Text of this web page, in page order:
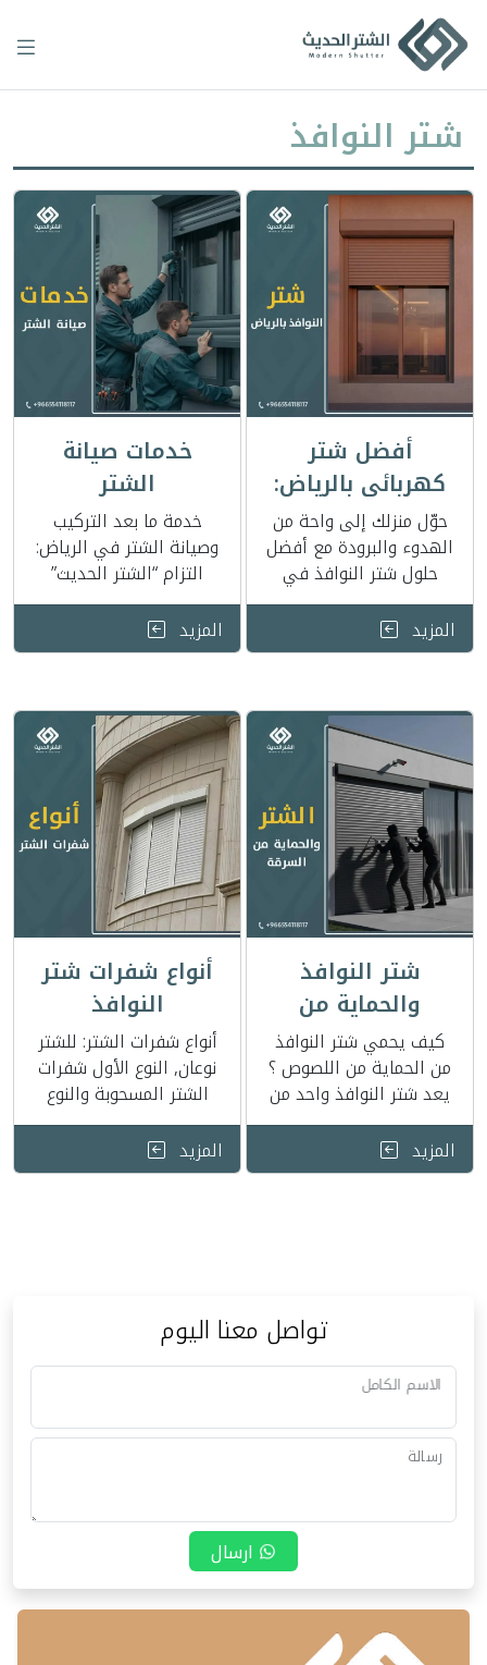
content
شتر النوافذ
أفضل شتر
كهربائي بالرياض:
عزل حراري وأمان
تام مع أرقى
تصاميم شتر
النوافذ الرول
حوّل منزلك إلى واحة من
الهدوء والبرودة مع أفضل
حلول شتر النوافذ في
الرياض. من الشتر
الكهربائي الذكي إلى
أنظمة الرول العازلة،
بأعلى معايير الجودة.
اكتشف لماذا يثق سكان
الرياض بـ مودرن شتر
المزيد
خدمات صيانة
الشتر
خدمة ما بعد التركيب
وصيانة الشتر في الرياض:
التزام “الشتر الحديث”
باستدامة استثمارك تعتبر
نوافذ الشتر (الستائر
المعدنية الخارجية) في …
المزيد
شتر النوافذ
والحماية من
اللصوص
كيف يحمي شتر النوافذ
من الحماية من اللصوص ؟
يعد شتر النوافذ واحد من
أفضل طرق الحماية من
اللصوص في …المزيد
أنواع شفرات شتر
النوافذ
أنواع شفرات الشتر: للشتر
نوعان, النوع الأول شفرات
الشتر المسحوبة والنوع
الثاني شفرات الشتر
المعزلة شفرات الشتر
المسحوبة : ويكون …
المزيد
تواصل معنا اليوم
الاسم الكامل
رسالة
ارسال